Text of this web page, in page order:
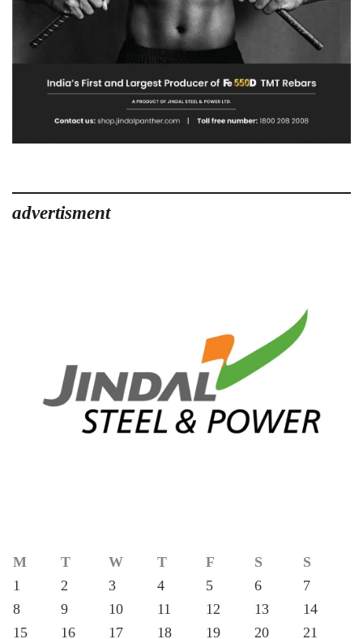
advertisment
M T W T F S
S
1
2 3 4 5 6
7
8
9 10 11 12 13
14
15
16 17 18 19 20 21